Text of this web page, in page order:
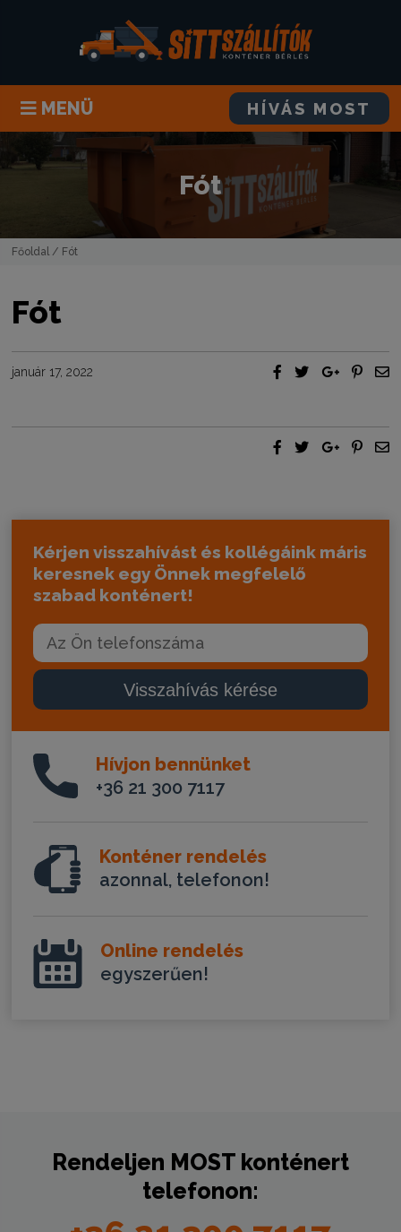
MENÜ HÍVÁS MOST
Fót
Főoldal / Fót
Fót
január 17, 2022
Kérjen visszahívást és kollégáink máris
keresnek egy Önnek megfelelő
szabad konténert!
Visszahívás kérése
Hívjon bennünket
+36 21 300 7117
Konténer rendelés
azonnal, telefonon!
Online rendelés
egyszerűen!
Rendeljen MOSTkonténert
telefonon: